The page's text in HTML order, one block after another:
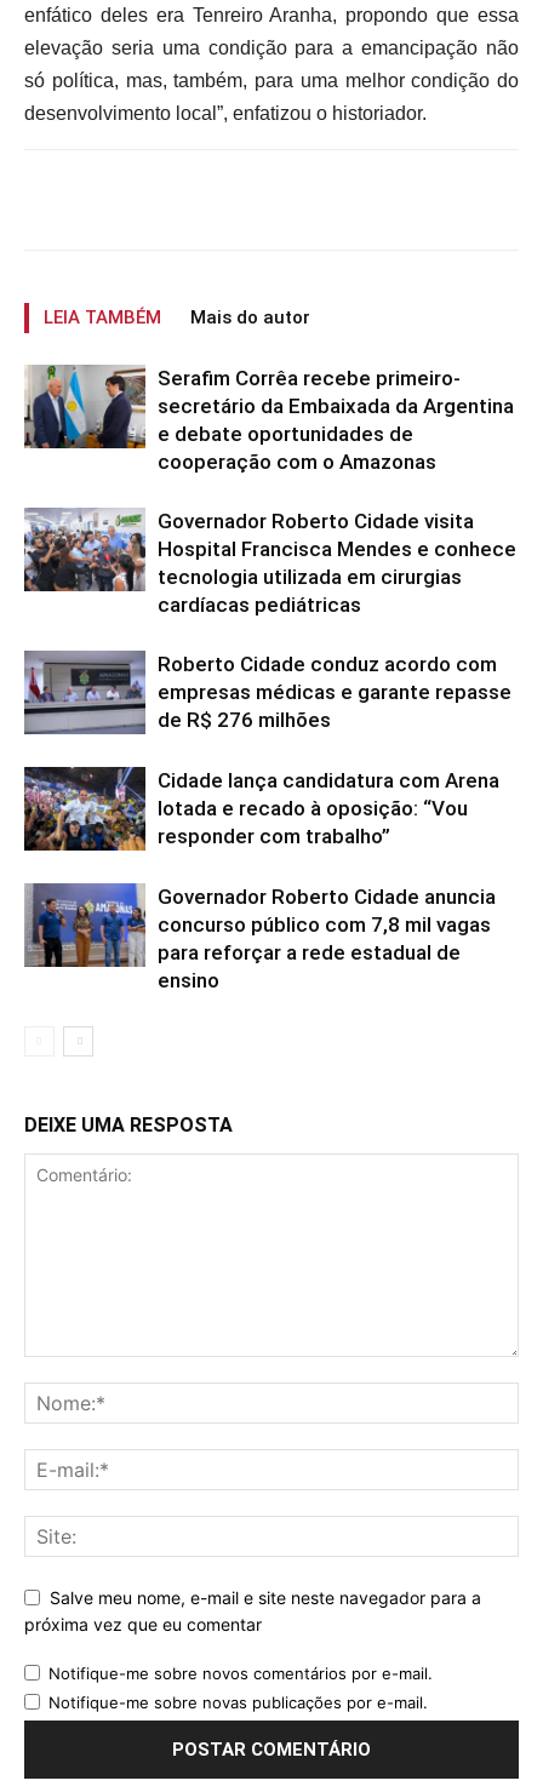
enfático deles era Tenreiro Aranha, propondo que essa
elevação seria uma condição para a emancipação não
só política, mas, também, para uma melhor condição do
desenvolvimento local”, enfatizou o historiador.
LEIA TAMBÉM Mais do autor
Serafim Corrêa recebe primeiro-
secretário da Embaixada da Argentina
e debate oportunidades de
cooperação com o Amazonas
Governador Roberto Cidade visita
Hospital Francisca Mendes e conhece
tecnologia utilizada em cirurgias
cardíacas pediátricas
Roberto Cidade conduz acordo com
empresas médicas e garante repasse
de R$ 276 milhões
Cidade lança candidatura com Arena
lotada e recado à oposição: “Vou
responder com trabalho”
Governador Roberto Cidade anuncia
concurso público com 7,8 mil vagas
para reforçar a rede estadual de
ensino
DEIXE UMA RESPOSTA
Salve meu nome, e-mail e site neste navegador para a
próxima vez que eu comentar
Notifique-me sobre novos comentários por e-mail.
Notifique-me sobre novas publicações por e-mail.